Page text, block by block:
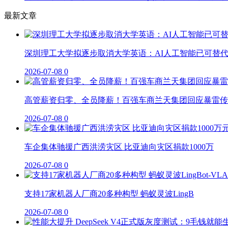
最新文章
深圳理工大学拟逐步取消大学英语：AI人工智能已可替代
2026-07-08 0
高管薪资归零、全员降薪！百强车商兰天集团回应暴雷
2026-07-08 0
车企集体驰援广西洪涝灾区 比亚迪向灾区捐款1000万
2026-07-08 0
支持17家机器人厂商20多种构型 蚂蚁灵波LingB
2026-07-08 0